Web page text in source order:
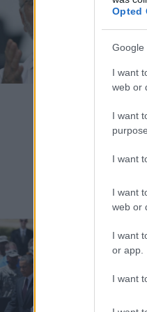
Opted
Google
I want
web or
I want
I want
I want
web or
I want
or app.
I want